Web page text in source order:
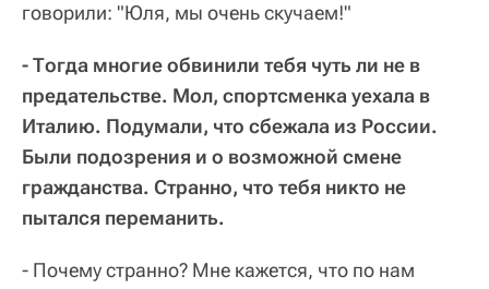
говорили: "Юля, мы очень скучаем!"
- Тогда многие обвинили тебя чуть ли не в
предательстве. Мол, спортсменка уехала в
Италию. Подумали, что сбежала из России.
Были подозрения и о возможной смене
гражданства. Странно, что тебя никто не
пытался переманить.
- Почему странно? Мне кажется, что по нам